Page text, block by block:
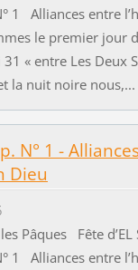
1 Alliances entre
le premier jour
« entre Les Deux
la nuit noire nous,...
N° 1 -
Dieu
Pâques Fête d’EL
1 Alliances entre